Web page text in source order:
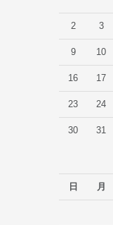
2 3
9 10
16 17
23 24
30 31
日
月